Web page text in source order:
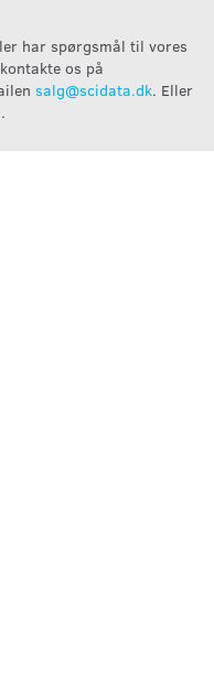
har spørgsmål til vores
os på
salg@scidata.dk. Eller